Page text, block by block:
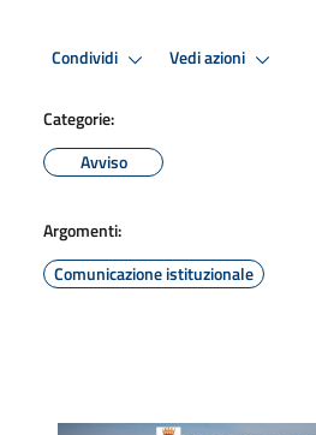
Condividi Vedi azioni
Categorie:
Avviso
Argomenti:
Comunicazione istituzionale